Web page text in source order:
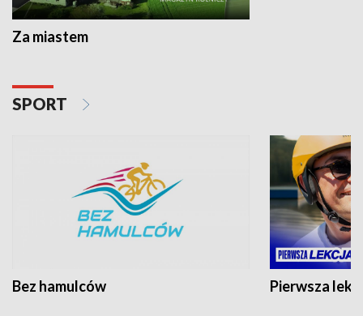
Za miastem
SPORT
Bez hamulców Pierwsza